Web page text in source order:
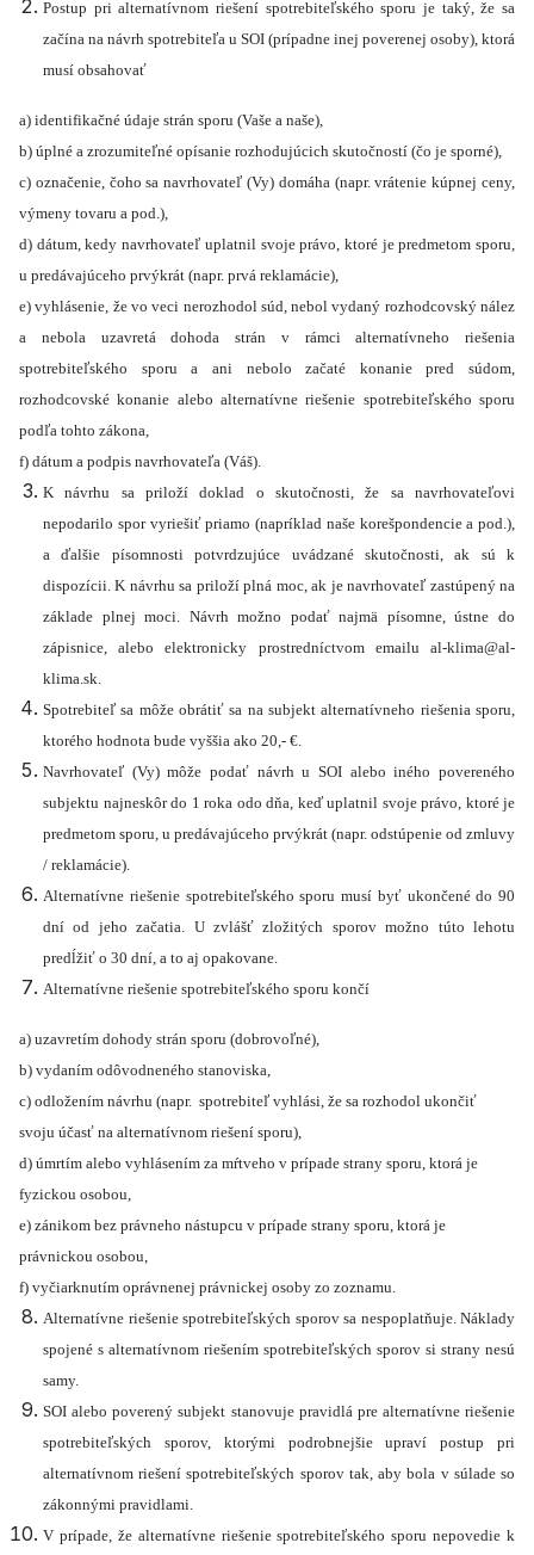
Postup pri alternatívnom riešení spotrebiteľského sporu je taký, že sa
začína na návrh spotrebiteľa u SOI (prípadne inej poverenej osoby), ktorá
musí obsahovať
a) identifikačné údaje strán sporu (Vaše a naše),
b) úplné a zrozumiteľné opísanie rozhodujúcich skutočností (čo je sporné),
c) označenie, čoho sa navrhovateľ (Vy) domáha (napr. vrátenie kúpnej ceny,
výmeny tovaru a pod.),
d) dátum, kedy navrhovateľ uplatnil svoje právo, ktoré je predmetom sporu,
u predávajúceho prvýkrát (napr. prvá reklamácie),
e) vyhlásenie, že vo veci nerozhodol súd, nebol vydaný rozhodcovský nález
a nebola uzavretá dohoda strán v rámci alternatívneho riešenia
spotrebiteľského sporu a ani nebolo začaté konanie pred súdom,
rozhodcovské konanie alebo alternatívne riešenie spotrebiteľského sporu
podľa tohto zákona,
f) dátum a podpis navrhovateľa (Váš).
K návrhu sa priloží doklad o skutočnosti, že sa navrhovateľovi
nepodarilo spor vyriešiť priamo (napríklad naše korešpondencie a pod.),
a ďalšie písomnosti potvrdzujúce uvádzané skutočnosti, ak sú k
dispozícii. K návrhu sa priloží plná moc, ak je navrhovateľ zastúpený na
základe plnej moci. Návrh možno podať najmä písomne, ústne do
zápisnice, alebo elektronicky prostredníctvom emailu al-klima@al-
klima.sk.
Spotrebiteľ sa môže obrátiť sa na subjekt alternatívneho riešenia sporu,
ktorého hodnota bude vyššia ako 20,- €.
Navrhovateľ (Vy) môže podať návrh u SOI alebo iného povereného
subjektu najneskôr do 1 roka odo dňa, keď uplatnil svoje právo, ktoré je
predmetom sporu, u predávajúceho prvýkrát (napr. odstúpenie od zmluvy
/ reklamácie).
Alternatívne riešenie spotrebiteľského sporu musí byť ukončené do 90
dní od jeho začatia. U zvlášť zložitých sporov možno túto lehotu
predĺžiť o 30 dní, a to aj opakovane.
Alternatívne riešenie spotrebiteľského sporu končí
a) uzavretím dohody strán sporu (dobrovoľné),
b) vydaním odôvodneného stanoviska,
c) odložením návrhu (napr. spotrebiteľ vyhlási, že sa rozhodol ukončiť
svoju účasť na alternatívnom riešení sporu),
d) úmrtím alebo vyhlásením za mŕtveho v prípade strany sporu, ktorá je
fyzickou osobou,
e) zánikom bez právneho nástupcu v prípade strany sporu, ktorá je
právnickou osobou,
f) vyčiarknutím oprávnenej právnickej osoby zo zoznamu.
Alternatívne riešenie spotrebiteľských sporov sa nespoplatňuje. Náklady
spojené s alternatívnom riešením spotrebiteľských sporov si strany nesú
samy.
SOI alebo poverený subjekt stanovuje pravidlá pre alternatívne riešenie
spotrebiteľských sporov, ktorými podrobnejšie upraví postup pri
alternatívnom riešení spotrebiteľských sporov tak, aby bola v súlade so
zákonnými pravidlami.
V prípade, že alternatívne riešenie spotrebiteľského sporu nepovedie k